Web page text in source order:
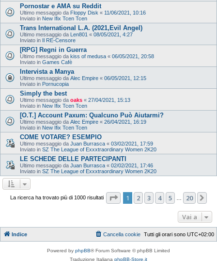
Pornostar e AMA su Reddit
Ultimo messaggio da Floppy Disk « 11/06/2021, 10:16
Inviato in New Ifix Tcen Tcen
Trans International L.A. (2021,Evil Angel)
Ultimo messaggio da Len801 « 08/05/2021, 4:27
Inviato in Il RE-Censore
[RPG] Regni in Guerra
Ultimo messaggio da kiss of medusa « 06/05/2021, 20:58
Inviato in Games Cafè
Intervista a Manya
Ultimo messaggio da Alec Empire « 06/05/2021, 12:15
Inviato in Pornucopia
Simply the best
Ultimo messaggio da oaks « 27/04/2021, 15:13
Inviato in New Ifix Tcen Tcen
[O.T.] Account Paxum: Qualcuno Può Aiutarmi?
Ultimo messaggio da Alec Empire « 26/04/2021, 16:19
Inviato in New Ifix Tcen Tcen
COME VOTARE? ESEMPIO
Ultimo messaggio da Juan Burrasca « 03/02/2021, 17:59
Inviato in SZ The League of Exxxtraordinary Women 2K20
LE SCHEDE DELLE PARTECIPANTI
Ultimo messaggio da Juan Burrasca « 02/02/2021, 17:46
Inviato in SZ The League of Exxxtraordinary Women 2K20
La ricerca ha trovato più di 1000 risultati Pagina di 20
1 2 3 4 5 20
Vai a
Indice Tutti gli orari sono UTC+02:00
Cancella cookie
Powered by phpBB® Forum Software © phpBB Limited
Traduzione Italiana phpBB-Store.it